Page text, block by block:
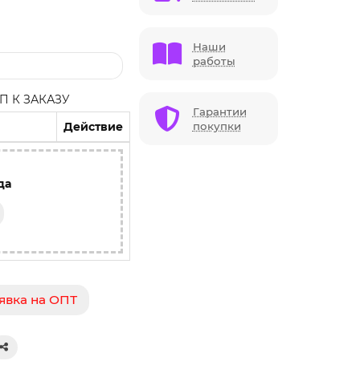
К ЗАКАЗУ
Действие
на ОПТ
Наши
работы
Гарантии
покупки